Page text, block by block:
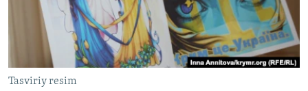
Русский
Українською
QOŞULIÑIZ!
Tasviriy resim